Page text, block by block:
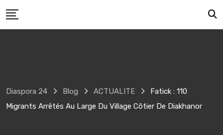
to
Diaspora 24 Blog ACTUALITE
Fatick : 110
Migrants Arrêtés Au Large Du Village Côtier De Diakhanor